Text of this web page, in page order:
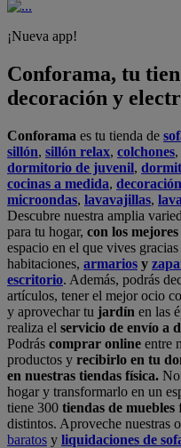
¡Nueva app!
Conforama, tu
decoración y
Conforama es tu tienda de
sillón, sillón relax, colchones,
dormitorio de juvenil,
cocinas a medida, decoración
microondas, lavavajillas,
Descubre nuestra amplia
para tu hogar, con los
espacio en el que vives gracias
habitaciones, armarios y
escritorio. Además, podrás
artículos, tener el mejor ocio
y aprovechar tu jardín en las
realiza el servicio de envío a
Podrás comprar online entre
productos y recibirlo en tu
en nuestras tiendas física. No
hogar y transformarlo en un
tiene 300 tiendas de muebles
distintos. Aproveche nuestras
baratos y liquidaciones de